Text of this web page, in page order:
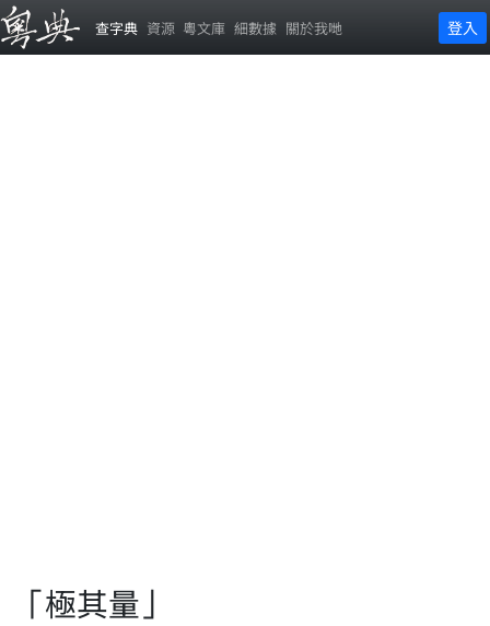
查字典 資源 粵文庫 細數據 關於我哋 登入
「極其量」